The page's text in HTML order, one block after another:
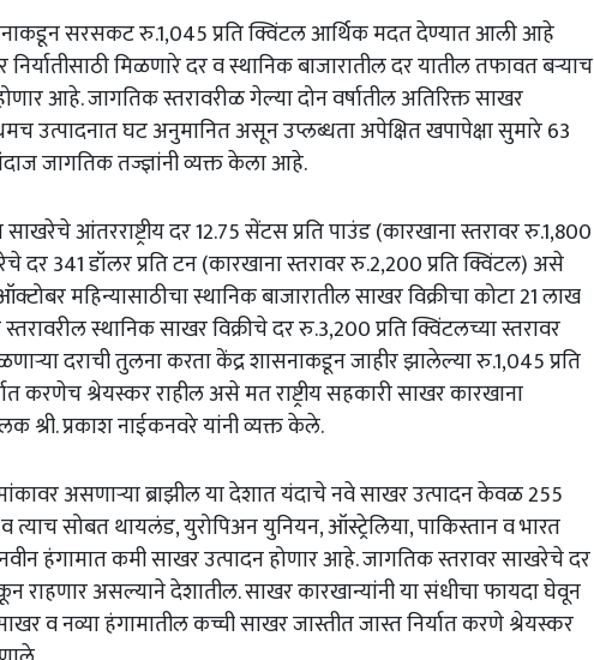
सरसकट रु.1,045 प्रति क्विंटल आर्थिक मदत देण्यात आली आहे
मिळणारे दर व स्थानिक बाजारातील दर यातील तफावत बऱ्याच
आहे. जागतिक स्तरावरीळ गेल्या दोन वर्षातील अतिरिक्त साखर
उत्पादनात घट अनुमानित असून उप्लब्धता अपेक्षित खपापेक्षा सुमारे 63
जागतिक तज्ज्ञांनी व्यक्त केला आहे.
आंतरराष्ट्रीय दर 12.75 सेंटस प्रति पाउंड (कारखाना स्तरावर रु.1,800
दर 341 डॉलर प्रति टन (कारखाना स्तरावर रु.2,200 प्रति क्विंटल) असे
महिन्यासाठीचा स्थानिक बाजारातील साखर विक्रीचा कोटा 21 लाख
स्थानिक साखर विक्रीचे दर रु.3,200 प्रति क्विंटलच्या स्तरावर
दराची तुलना करता केंद्र शासनाकडून जाहीर झालेल्या रु.1,045 प्रति
करणेच श्रेयस्कर राहील असे मत राष्ट्रीय सहकारी साखर कारखाना
श्री. प्रकाश नाईकनवरे यांनी व्यक्त केले.
असणाऱ्या ब्राझील या देशात यंदाचे नवे साखर उत्पादन केवळ 255
सोबत थायलंड, युरोपिअन युनियन, ऑस्ट्रेलिया, पाकिस्तान व भारत
हंगामात कमी साखर उत्पादन होणार आहे. जागतिक स्तरावर साखरेचे दर
राहणार असल्याने देशातील. साखर कारखान्यांनी या संधीचा फायदा घेवून
व नव्या हंगामातील कच्ची साखर जास्तीत जास्त निर्यात करणे श्रेयस्कर